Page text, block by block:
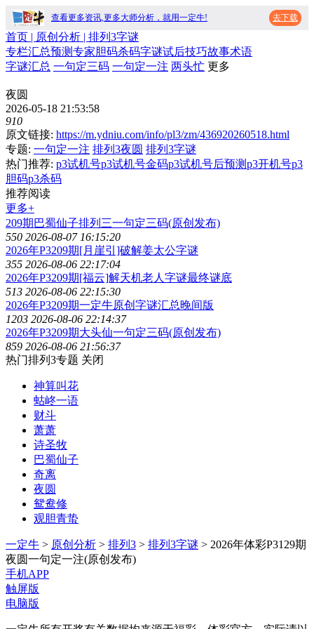
查看更多资讯,更多大师分析，就用一定牛! 去下载
首页 | 原创分析 | 排列3字谜
专栏汇总预测专家胆码杀码字谜试后技巧故事术语
字谜汇总 一句定三码 一句定一注 两头忙 更多
夜圆
2026-05-18 21:53:58
910
原文链接: https://m.ydniu.com/info/pl3/zm/436920260518.html
专题: 一句定一注 排列3夜圆 排列3字谜
热门推荐: p3试机号p3试机号金码p3试机号后预测p3开机号p3
胆码p3杀码
推荐阅读
更多+
209期巴蜀仙子排列三一句定三码(原创发布)
550 2026-08-07 16:15:20
2026年P3209期[月崖引]破解姜太公字谜
355 2026-08-06 22:17:04
2026年P3209期[福云]解天机老人字谜最终谜底
513 2026-08-06 22:15:30
2026年P3209期一定牛原创字谜汇总晚间版
1203 2026-08-06 22:14:37
2026年P3209期大头仙一句定三码(原创发布)
859 2026-08-06 21:56:37
热门排列3专题 关闭
神算叫花
蛄峂一语
财斗
萧萧
诗圣牧
巴蜀仙子
奇离
夜圆
鸳鸯修
观胆青蛰
一定牛 > 原创分析 > 排列3 > 排列3字谜 > 2026年体彩P3129期
夜圆一句定一注(原创发布)
手机APP
触屏版
电脑版